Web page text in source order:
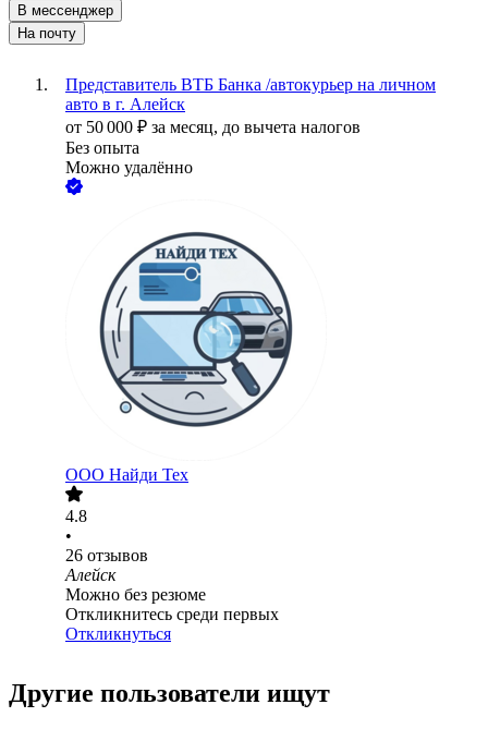
В мессенджер
На почту
Представитель ВТБ Банка /автокурьер на личном
авто в г. Алейск
от 50 000 ₽ за месяц, до вычета налогов
Без опыта
Можно удалённо
ООО Найди Тех
4.8
•
26 отзывов
Алейск
Можно без резюме
Откликнитесь среди первых
Откликнуться
Другие пользователи ищут